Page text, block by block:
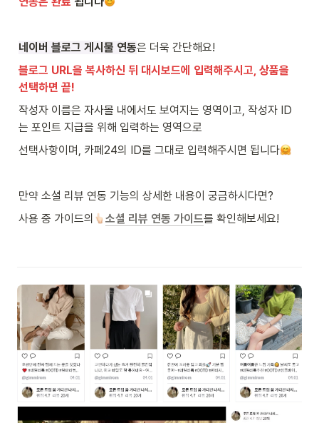
네이버 블로그 게시물 연동은 더욱 간단해요!
블로그 URL을 복사하신 뒤 대시보드에 입력해주시고, 상품을
선택하면 끝!
작성자 이름은 자사몰 내에서도 보여지는 영역이고, 작성자 ID
는 포인트 지급을 위해 입력하는 영역으로
선택사항이며, 카페24의 ID를 그대로 입력해주시면 됩니다
만약 소셜 리뷰 연동 기능의 상세한 내용이 궁금하시다면?
사용 중 가이드의
소셜 리뷰 연동 가이드를 확인해보세요!